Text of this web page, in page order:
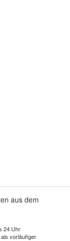
aus dem
24 Uhr
vorläufiger